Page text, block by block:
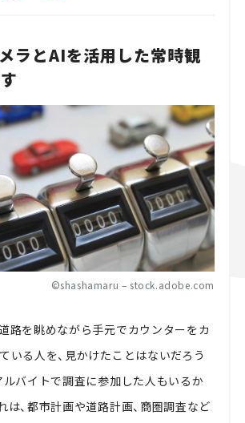
ラとAIを活用した常時観
©shashamaru – stock.adobe.com
路を眺めながら手元でカウンターをカ
いる人を、見かけたことはないだろう
ルバイトで調査に参加した人もいるか
は、都市計画や道路計画、商圏調査など